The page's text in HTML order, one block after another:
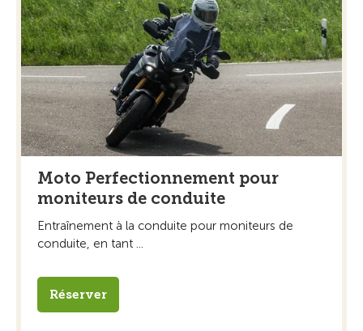
Moto Perfectionnement pour
moniteurs de conduite
Entraînement à la conduite pour moniteurs de
conduite, en tant ...
Réserver